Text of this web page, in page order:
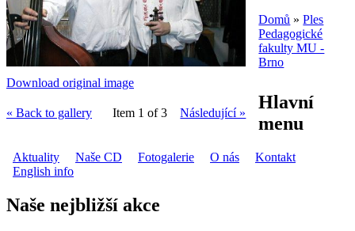
Download original image
« Back to gallery Item 1 of 3 Následující »
Jste zde
Domů »Ples
Pedagogické
fakulty MU -
Brno
Hlavní
menu
Aktuality Naše CD Fotogalerie O nás
Kontakt
English info
Naše nejbližší akce